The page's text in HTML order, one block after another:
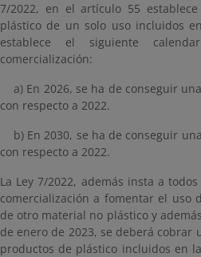
7/2022, en el artículo 55
plástico de un solo uso incluidos
establece el siguiente
comercialización:
a) En 2026, se ha de conseguir
con respecto a 2022.
b) En 2030, se ha de conseguir
con respecto a 2022.
La Ley 7/2022, además insta a
comercialización a fomentar el uso
de otro material no plástico y
de enero de 2023, se deberá cobrar
productos de plástico incluidos en